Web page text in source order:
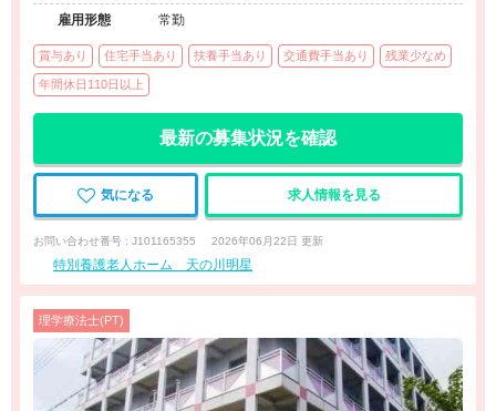
雇用形態
常勤
賞与あり 住宅手当あり 扶養手当あり 交通費手当あり 残業少なめ
年間休日110日以上
最新の募集状況を確認
気になる 求人情報を見る
お問い合わせ番号 : J101165355 2026年06月22日 更新
特別養護老人ホーム 天の川明星
理学療法士(PT)